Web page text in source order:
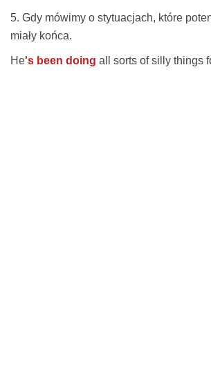
5. Gdy mówimy o stytuacjach, które
miały końca.
He's been doing all sorts of silly things